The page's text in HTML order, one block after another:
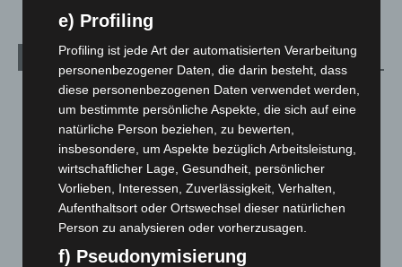
Kategorien
Blaulicht
2.799
Corona-News
Hannover und Region
5.039
Langenhagen und Ortsteile
Leserbriefe
Menschen
Über uns
e) Profiling
Profiling ist jede Art der automatisierten Verarbeitung
personenbezogener Daten, die darin besteht, dass
diese personenbezogenen Daten verwendet werden,
um bestimmte persönliche Aspekte, die sich auf eine
natürliche Person beziehen, zu bewerten,
insbesondere, um Aspekte bezüglich Arbeitsleistung,
wirtschaftlicher Lage, Gesundheit, persönlicher
Vorlieben, Interessen, Zuverlässigkeit, Verhalten,
Aufenthaltsort oder Ortswechsel dieser natürlichen
Person zu analysieren oder vorherzusagen.
f) Pseudonymisierung